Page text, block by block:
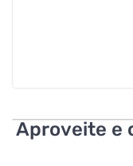
Aproveite e